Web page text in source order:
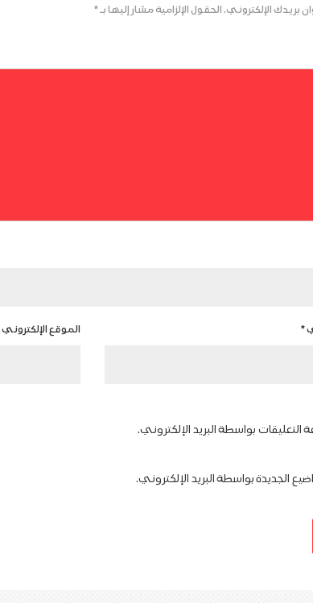
بريدك الإلكتروني. الحقول الإلزامية مشار إليها بـ*
* الموقع الإلكتروني
التعليقات بواسطة البريد الإلكتروني.
الجديدة بواسطة البريد الإلكتروني.